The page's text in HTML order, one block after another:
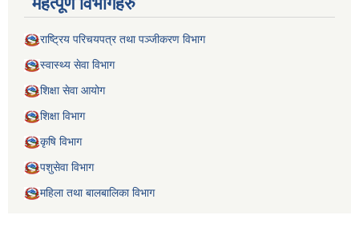
राष्ट्रिय परिचयपत्र तथा पञ्जीकरण विभाग
स्वास्थ्य सेवा विभाग
शिक्षा सेवा आयोग
शिक्षा विभाग
कृषि विभाग
पशुसेवा विभाग
महिला तथा बालबालिका विभाग